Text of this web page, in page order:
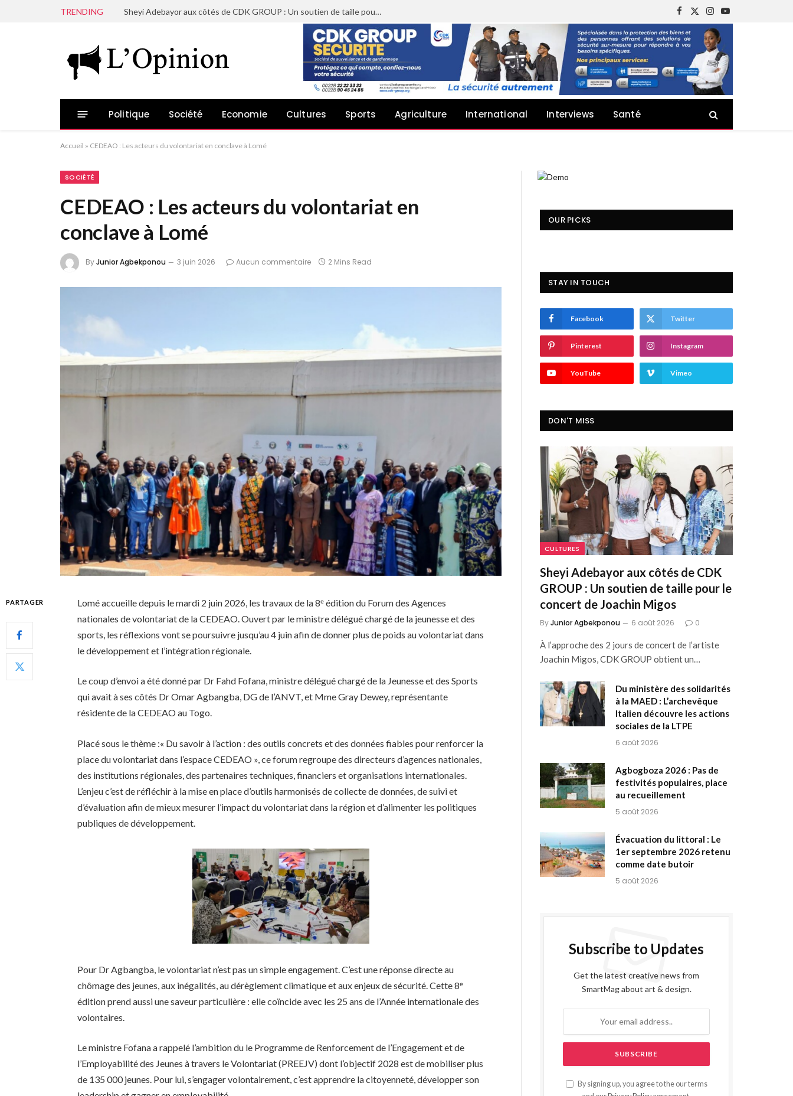
TRENDING Sheyi Adebayor aux côtés de CDK GROUP : Un soutien de taille pour le concert de Joachin Migos
Facebook
X
(Twitter)
Instagram
YouTube
Politique Société Economie Cultures Sports Agriculture International Interviews Santé
Accueil » CEDEAO : Les acteurs du volontariat en conclave à Lomé
SOCIÉTÉ
CEDEAO : Les acteurs du volontariat en
conclave à Lomé
ByJunior Agbekponou 3 juin 2026 Aucun commentaire 2 Mins Read
PARTAGER
Lomé accueille depuis le mardi 2 juin 2026, les travaux de la 8ᵉ édition du Forum des Agences
nationales de volontariat de la CEDEAO. Ouvert par le ministre délégué chargé de la jeunesse et des
sports, les réflexions vont se poursuivre jusqu’au 4 juin afin de donner plus de poids au volontariat dans
le développement et l’intégration régionale.
Le coup d’envoi a été donné par Dr Fahd Fofana, ministre délégué chargé de la Jeunesse et des Sports
qui avait à ses côtés Dr Omar Agbangba, DG de l’ANVT, et Mme Gray Dewey, représentante
résidente de la CEDEAO au Togo.
Placé sous le thème :« Du savoir à l’action : des outils concrets et des données fiables pour renforcer la
place du volontariat dans l’espace CEDEAO », ce forum regroupe des directeurs d’agences nationales,
des institutions régionales, des partenaires techniques, financiers et organisations internationales.
L’enjeu c’est de réfléchir à la mise en place d’outils harmonisés de collecte de données, de suivi et
d’évaluation afin de mieux mesurer l’impact du volontariat dans la région et d’alimenter les politiques
publiques de développement.
Pour Dr Agbangba, le volontariat n’est pas un simple engagement. C’est une réponse directe au
chômage des jeunes, aux inégalités, au dérèglement climatique et aux enjeux de sécurité. Cette 8ᵉ
édition prend aussi une saveur particulière : elle coïncide avec les 25 ans de l’Année internationale des
volontaires.
Le ministre Fofana a rappelé l’ambition du le Programme de Renforcement de l’Engagement et de
l’Employabilité des Jeunes à travers le Volontariat (PREEJV) dont l’objectif 2028 est de mobiliser plus
de 135 000 jeunes. Pour lui, s’engager volontairement, c’est apprendre la citoyenneté, développer son
OUR PICKS
STAY IN TOUCH
Facebook Twitter
Pinterest Instagram
YouTube Vimeo
DON'T MISS
CULTURES
Sheyi Adebayor aux côtés de CDK
GROUP : Un soutien de taille pour le
concert de Joachin Migos
ByJunior Agbekponou 6 août 2026 0
À l’approche des 2 jours de concert de l’artiste
Joachin Migos, CDK GROUP obtient un…
Du ministère des solidarités
à la MAED : L’archevêque
Italien découvre les actions
sociales de la LTPE
6 août 2026
Agbogboza 2026 : Pas de
festivités populaires, place
au recueillement
5 août 2026
Évacuation du littoral : Le
1er septembre 2026 retenu
comme date butoir
5 août 2026
Subscribe to Updates
Get the latest creative news from
SmartMag about art & design.
By signing up, you agree to the our terms